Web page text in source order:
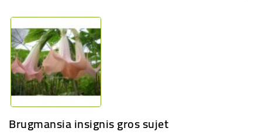
ENGRAIS
OFFRES
SPÉCIALES
PLANTES
PARFUMÉES
Brugmansia insignis gros sujet